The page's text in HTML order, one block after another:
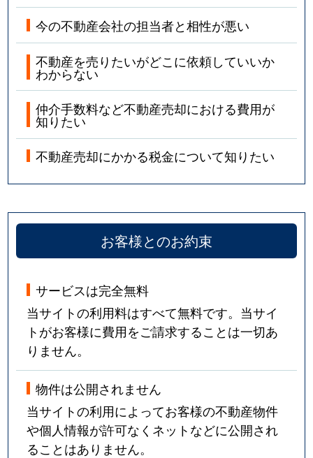
今の不動産会社の担当者と相性が悪い
不動産を売りたいがどこに依頼していいか
わからない
仲介手数料など不動産売却における費用が
知りたい
不動産売却にかかる税金について知りたい
お客様とのお約束
サービスは完全無料
当サイトの利用料はすべて無料です。当サイ
トがお客様に費用をご請求することは一切あ
りません。
物件は公開されません
当サイトの利用によってお客様の不動産物件
や個人情報が許可なくネットなどに公開され
ることはありません。